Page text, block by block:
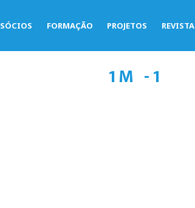
SÓCIOS FORMAÇÃO PROJETOS REVISTA
1M -1